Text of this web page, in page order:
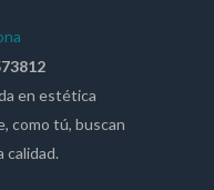
en estética
como tú, buscan